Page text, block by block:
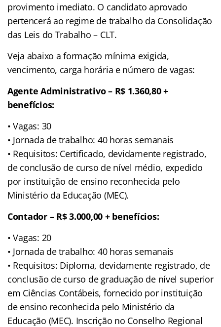
provimento imediato. O candidato aprovado
pertencerá ao regime de trabalho da Consolidação
das Leis do Trabalho – CLT.
Veja abaixo a formação mínima exigida,
vencimento, carga horária e número de vagas:
Agente Administrativo – R$ 1.360,80 +
benefícios:
• Vagas: 30
• Jornada de trabalho: 40 horas semanais
• Requisitos: Certificado, devidamente registrado,
de conclusão de curso de nível médio, expedido
por instituição de ensino reconhecida pelo
Ministério da Educação (MEC).
Contador – R$ 3.000,00 + benefícios:
• Vagas: 20
• Jornada de trabalho: 40 horas semanais
• Requisitos: Diploma, devidamente registrado, de
conclusão de curso de graduação de nível superior
em Ciências Contábeis, fornecido por instituição
de ensino reconhecida pelo Ministério da
Educação (MEC). Inscrição no Conselho Regional